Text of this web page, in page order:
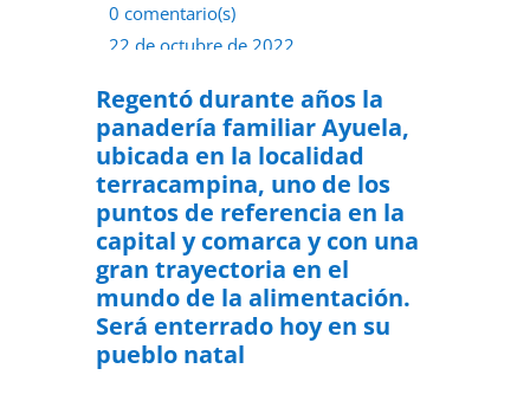
0 comentario(s)
22 de octubre de 2022
Regentó durante años la
panadería familiar Ayuela,
ubicada en la localidad
terracampina, uno de los
puntos de referencia en la
capital y comarca y con una
gran trayectoria en el
mundo de la alimentación.
Será enterrado hoy en su
pueblo natal